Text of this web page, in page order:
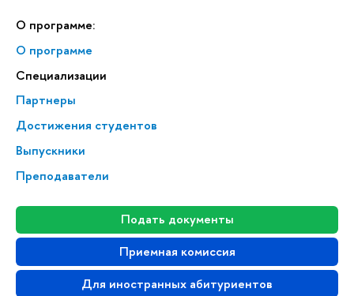
О программе:
О программе
Специализации
Партнеры
Достижения студентов
Выпускники
Преподаватели
Подать документы
Приемная комиссия
Для иностранных абитуриентов